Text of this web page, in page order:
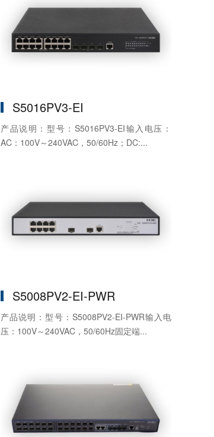
S5016PV3-EI
产品说明：型号：S5016PV3-EI输入电压：
AC：100V～240VAC，50/60Hz；DC:...
S5008PV2-EI-PWR
产品说明：型号：S5008PV2-EI-PWR输入电
压：100V～240VAC，50/60Hz固定端...